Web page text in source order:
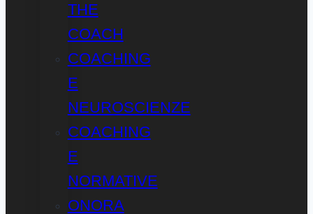
THE
COACH
COACHING
E
NEUROSCIENZE
COACHING
E
NORMATIVE
ONORA